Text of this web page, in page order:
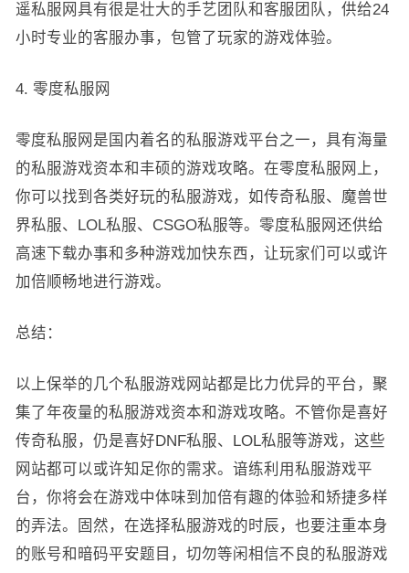
遥私服网具有很是壮大的手艺团队和客服团队，供给24
小时专业的客服办事，包管了玩家的游戏体验。
4. 零度私服网
零度私服网是国内着名的私服游戏平台之一，具有海量
的私服游戏资本和丰硕的游戏攻略。在零度私服网上，
你可以找到各类好玩的私服游戏，如传奇私服、魔兽世
界私服、LOL私服、CSGO私服等。零度私服网还供给
高速下载办事和多种游戏加快东西，让玩家们可以或许
加倍顺畅地进行游戏。
总结：
以上保举的几个私服游戏网站都是比力优异的平台，聚
集了年夜量的私服游戏资本和游戏攻略。不管你是喜好
传奇私服，仍是喜好DNF私服、LOL私服等游戏，这些
网站都可以或许知足你的需求。谙练利用私服游戏平
台，你将会在游戏中体味到加倍有趣的体验和矫捷多样
的弄法。固然，在选择私服游戏的时辰，也要注重本身
的账号和暗码平安题目，切勿等闲相信不良的私服游戏